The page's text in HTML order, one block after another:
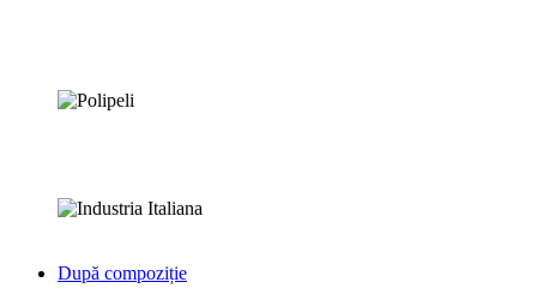
După compoziție